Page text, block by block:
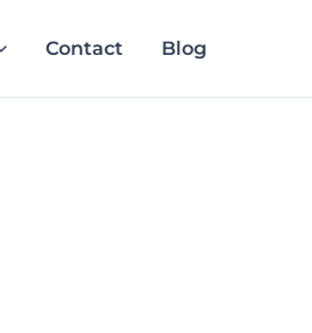
Contact Blog